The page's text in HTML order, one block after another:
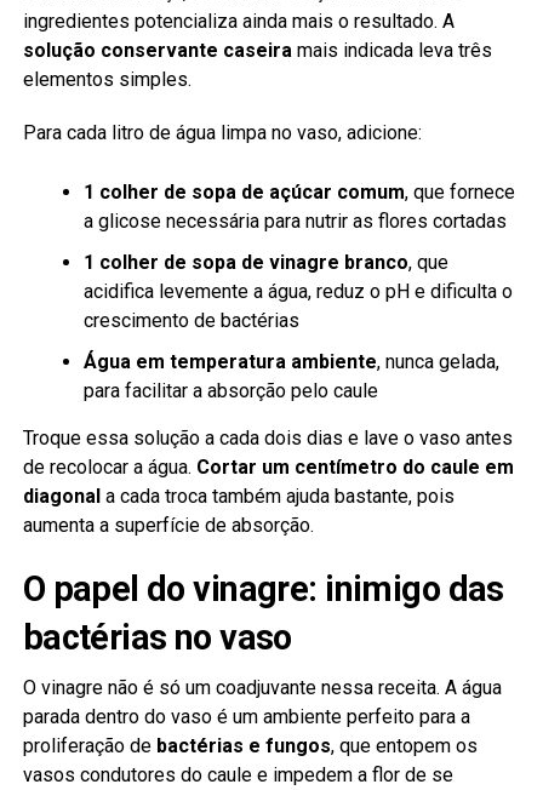
ingredientes potencializa ainda mais o resultado. A
solução conservante caseiramais indicada leva três
elementos simples.
Para cada litro de água limpa no vaso, adicione:
1 colher de sopa de açúcar comum, que fornece
a glicose necessária para nutrir as flores cortadas
1 colher de sopa de vinagre branco, que
acidifica levemente a água, reduz o pH e dificulta o
crescimento de bactérias
Água em temperatura ambiente, nunca gelada,
para facilitar a absorção pelo caule
Troque essa solução a cada dois dias e lave o vaso antes
de recolocar a água. Cortar um centímetro do caule em
diagonala cada troca também ajuda bastante, pois
aumenta a superfície de absorção.
O papel do vinagre: inimigo das
bactérias no vaso
O vinagre não é só um coadjuvante nessa receita. A água
parada dentro do vaso é um ambiente perfeito para a
proliferação de bactérias e fungos, que entopem os
vasos condutores do caule e impedem a flor de se